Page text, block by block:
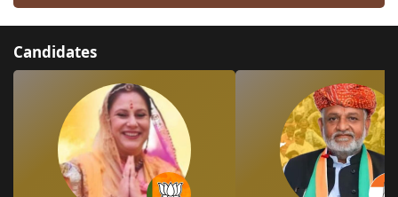
Candidates